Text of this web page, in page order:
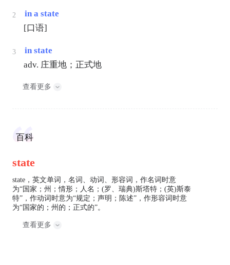
2
in a state
[口语]
3
in state
adv. 庄重地；正式地
查看更多
百科
state
state，英文单词，名词、动词、形容词，作名词时意
为“国家；州；情形；人名；(罗、瑞典)斯塔特；(英)斯泰
特”，作动词时意为“规定；声明；陈述”，作形容词时意
为“国家的；州的；正式的”。
查看更多